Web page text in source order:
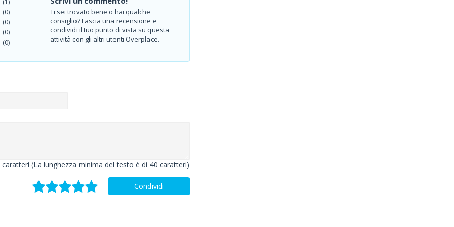
(1)
(0)
(0)
(0)
(0)
Ti sei trovato bene o hai qualche
consiglio? Lascia una recensione e
condividi il tuo punto di vista su questa
attività con gli altri utenti Overplace.
caratteri (La lunghezza minima del testo è di 40 caratteri)
Condividi